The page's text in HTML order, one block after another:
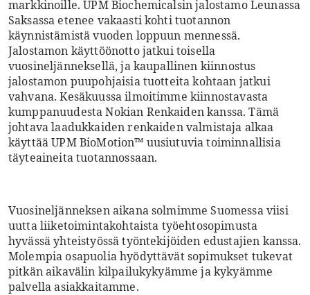
markkinoille. UPM Biochemicalsin jalostamo Leunassa
Saksassa etenee vakaasti kohti tuotannon
käynnistämistä vuoden loppuun mennessä.
Jalostamon käyttöönotto jatkui toisella
vuosineljänneksellä, ja kaupallinen kiinnostus
jalostamon puupohjaisia tuotteita kohtaan jatkui
vahvana. Kesäkuussa ilmoitimme kiinnostavasta
kumppanuudesta Nokian Renkaiden kanssa. Tämä
johtava laadukkaiden renkaiden valmistaja alkaa
käyttää UPM BioMotion™ uusiutuvia toiminnallisia
täyteaineita tuotannossaan.
Vuosineljänneksen aikana solmimme Suomessa viisi
uutta liiketoimintakohtaista työehtosopimusta
hyvässä yhteistyössä työntekijöiden edustajien kanssa.
Molempia osapuolia hyödyttävät sopimukset tukevat
pitkän aikavälin kilpailukykyämme ja kykyämme
palvella asiakkaitamme.